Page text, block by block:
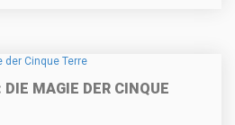
MAGIE DER CINQUE